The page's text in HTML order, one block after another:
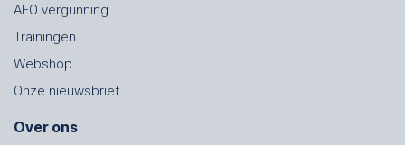
AEO vergunning
Trainingen
Webshop
Onze nieuwsbrief
Over ons